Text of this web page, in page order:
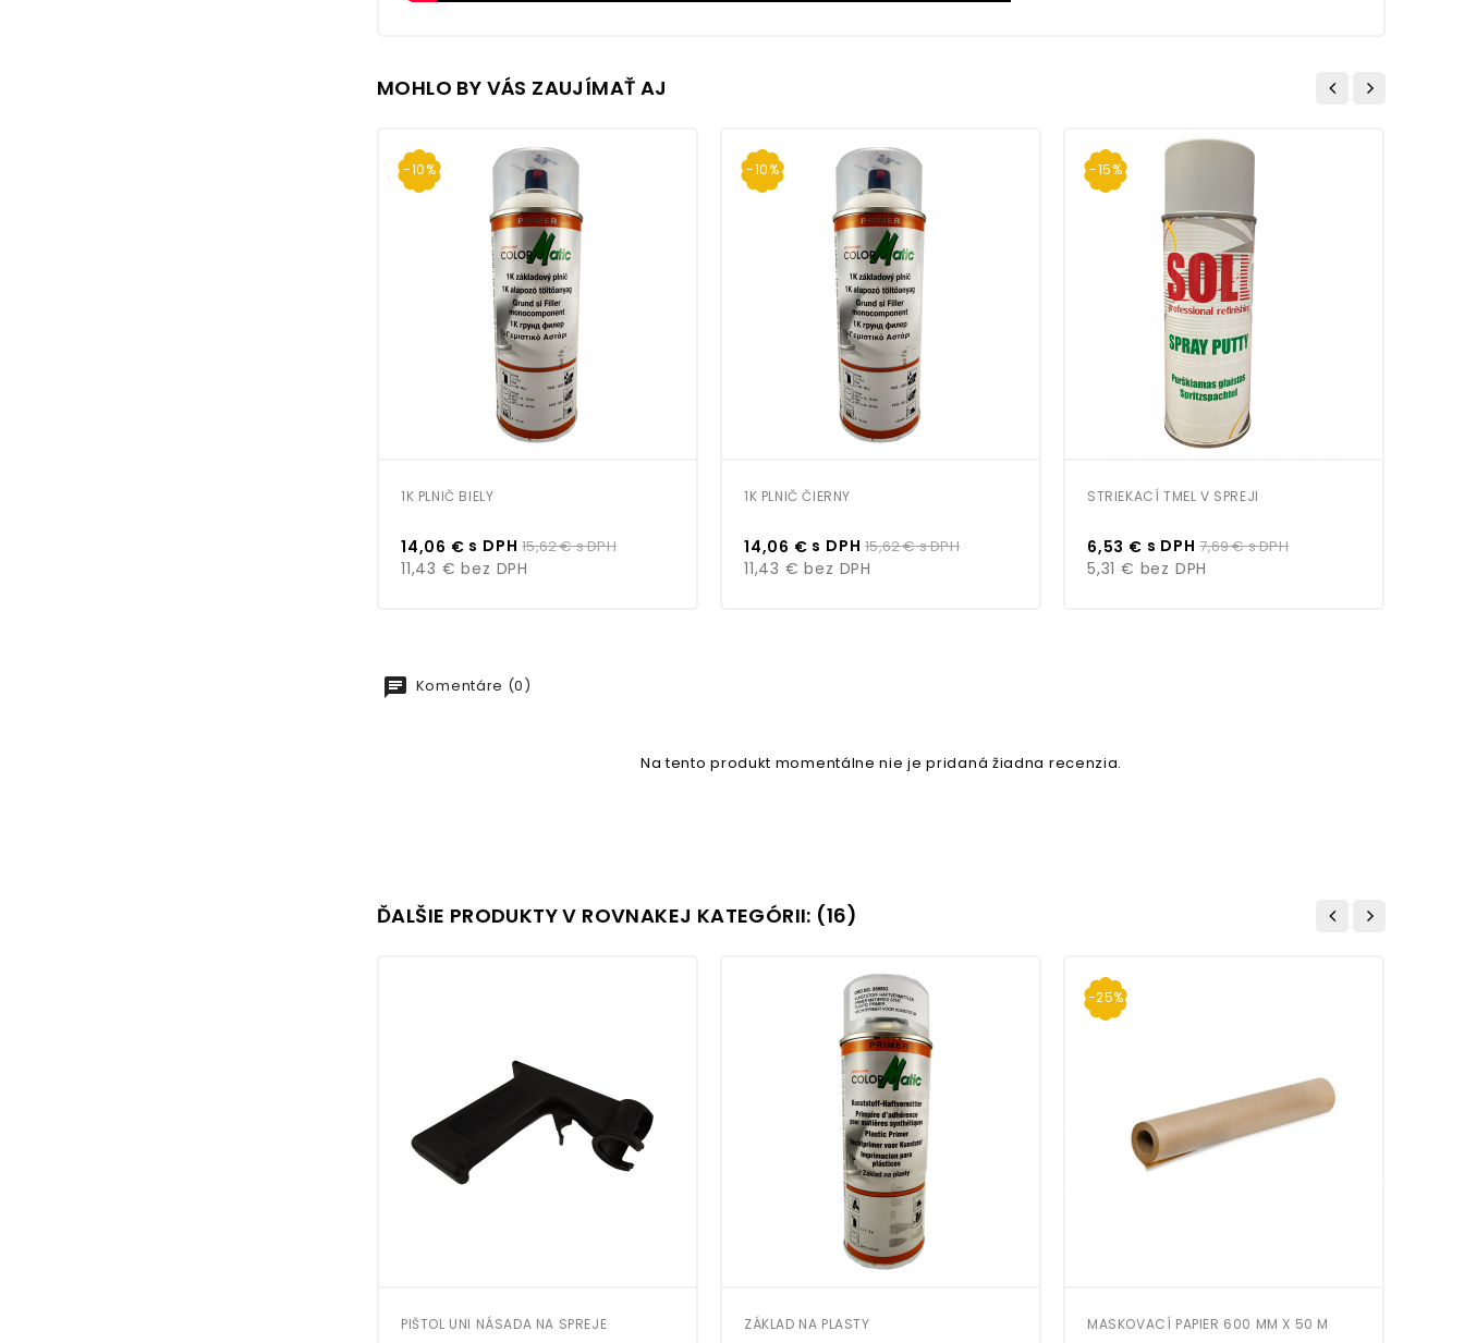
MOHLO BY VÁS ZAUJÍMAŤ AJ
-10%
1K PLNIČ BIELY
Cena
14,06 € s DPH Bežná
cena
15,62 €s DPH
11,43 € bez DPH
-10%
1K PLNIČ ČIERNY
Cena
14,06 € s DPH Bežná
cena
15,62 €s DPH
11,43 € bez DPH
-15%
STRIEKACÍ TMEL V SPREJI
Cena
6,53 € s DPH Bežná
cena
7,69 €s DPH
5,31 € bez DPH
chat Komentáre (0)
Na tento produkt momentálne nie je pridaná žiadna recenzia.
ĎALŠIE PRODUKTY V ROVNAKEJ KATEGÓRII: (16)
PIŠTOL UNI NÁSADA NA SPREJE ZÁKLAD NA PLASTY
-25%
MASKOVACÍ PAPIER 600 MM X 50 M